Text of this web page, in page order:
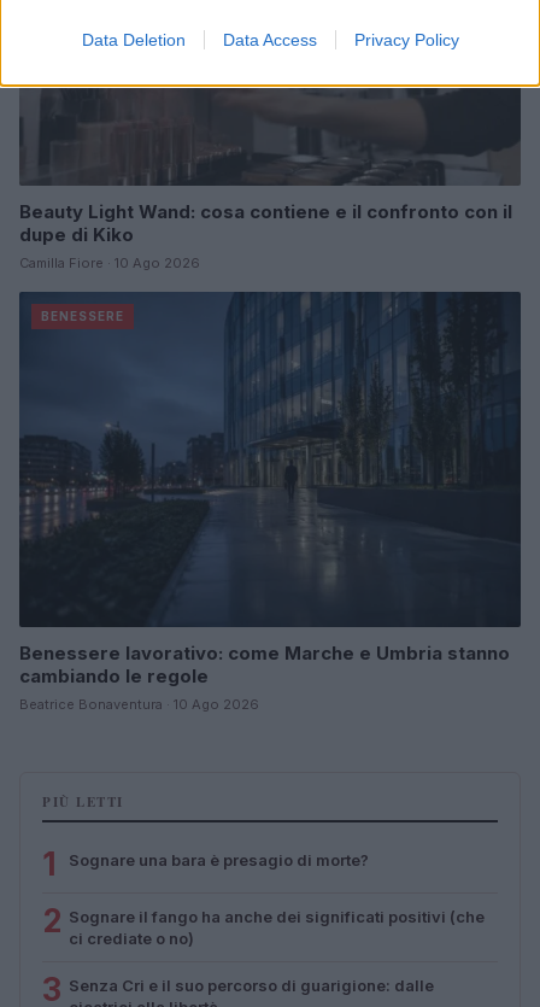
Data Deletion Data Access Privacy Policy
Beauty Light Wand: cosa contiene e il confronto con il
dupe di Kiko
Camilla Fiore · 10 Ago 2026
BENESSERE
Benessere lavorativo: come Marche e Umbria stanno
cambiando le regole
Beatrice Bonaventura · 10 Ago 2026
PIÙ LETTI
1 Sognare una bara è presagio di morte?
2 Sognare il fango ha anche dei significati positivi (che
ci crediate o no)
3 Senza Cri e il suo percorso di guarigione: dalle